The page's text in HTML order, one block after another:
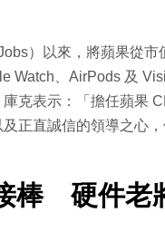
）以來，將蘋果從
Watch、AirPods 及
克表示：「擔任蘋果
正直誠信的領導之心
棒 硬件老